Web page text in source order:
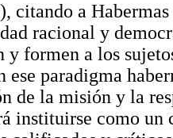
citando a
racional y
y formen a los
ese paradigma
de la misión y la
instituirse como un